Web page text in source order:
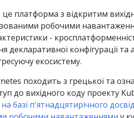
платформа з відкритим
робочими
-
декларативної конфігурації та
екосистему.
походить з грецької та
до вихідного коду проекту
на базі п'ятнадцятирічного